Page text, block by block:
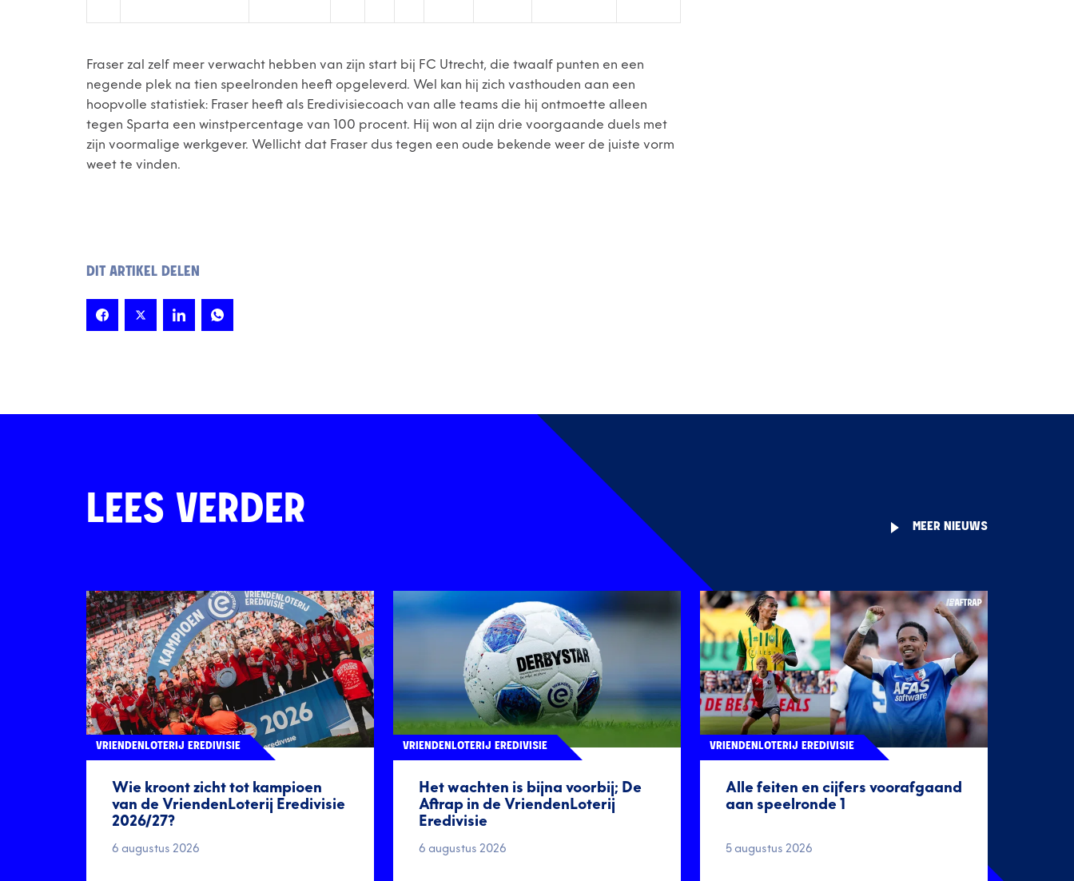
Fraser zal zelf meer verwacht hebben van zijn start bij FC Utrecht, die twaalf punten en een
negende plek na tien speelronden heeft opgeleverd. Wel kan hij zich vasthouden aan een
hoopvolle statistiek: Fraser heeft als Eredivisiecoach van alle teams die hij ontmoette alleen
tegen Sparta een winstpercentage van 100 procent. Hij won al zijn drie voorgaande duels met
zijn voormalige werkgever. Wellicht dat Fraser dus tegen een oude bekende weer de juiste vorm
weet te vinden.
DIT ARTIKEL DELEN
LEES VERDER MEER NIEUWS
Wie kroont zicht tot kampioen
van de VriendenLoterij Eredivisie
2026/27?
VRIENDENLOTERIJ EREDIVISIE
6 augustus 2026
Het wachten is bijna voorbij; De
Aftrap in de VriendenLoterij
Eredivisie
VRIENDENLOTERIJ EREDIVISIE
6 augustus 2026
Alle feiten en cijfers voorafgaand
aan speelronde 1
VRIENDENLOTERIJ EREDIVISIE
5 augustus 2026